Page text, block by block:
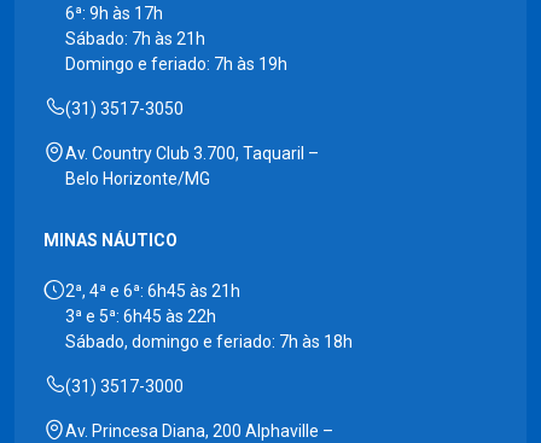
6ª: 9h às 17h
Sábado: 7h às 21h
Domingo e feriado: 7h às 19h
(31) 3517-3050
Av. Country Club 3.700, Taquaril –
Belo Horizonte/MG
MINAS NÁUTICO
2ª, 4ª e 6ª: 6h45 às 21h
3ª e 5ª: 6h45 às 22h
Sábado, domingo e feriado: 7h às 18h
(31) 3517-3000
Av. Princesa Diana, 200 Alphaville –